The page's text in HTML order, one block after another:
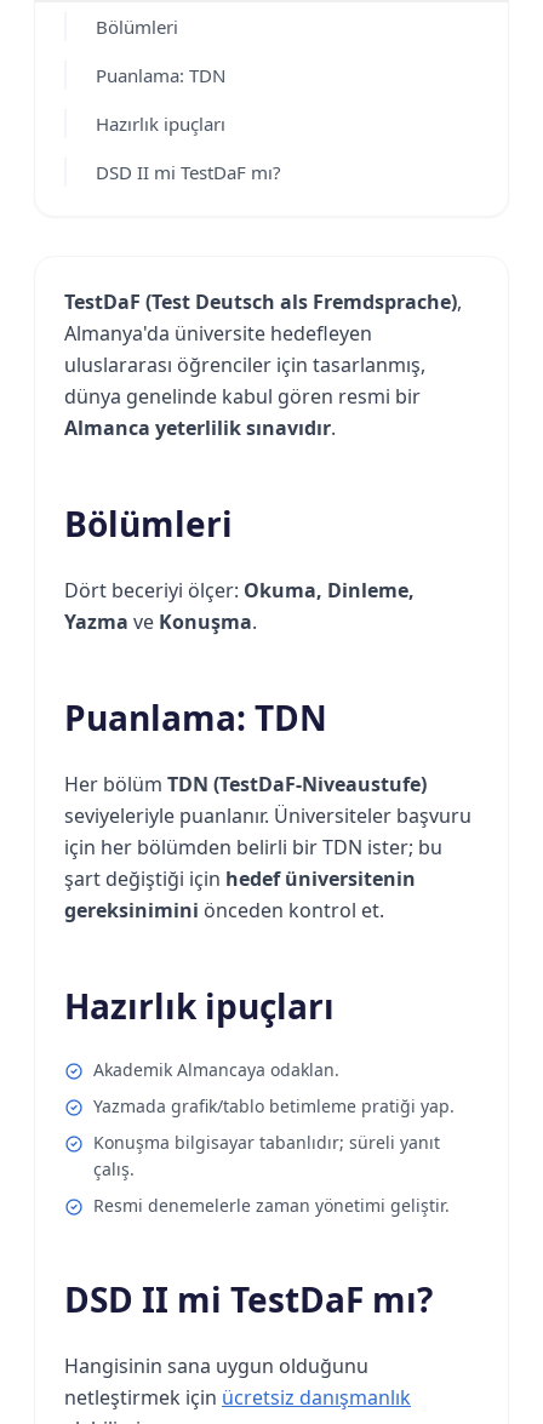
Bölümleri
Puanlama: TDN
Hazırlık ipuçları
DSD II mi TestDaF mı?
TestDaF (Test Deutsch als Fremdsprache),
Almanya'da üniversite hedefleyen
uluslararası öğrenciler için tasarlanmış,
dünya genelinde kabul gören resmi bir
Almanca yeterlilik sınavıdır.
Bölümleri
Dört beceriyi ölçer: Okuma, Dinleme,
Yazma ve Konuşma.
Puanlama: TDN
Her bölüm TDN (TestDaF-Niveaustufe)
seviyeleriyle puanlanır. Üniversiteler başvuru
için her bölümden belirli bir TDN ister; bu
şart değiştiği için hedef üniversitenin
gereksinimini önceden kontrol et.
Hazırlık ipuçları
Akademik Almancaya odaklan.
Yazmada grafik/tablo betimleme pratiği yap.
Konuşma bilgisayar tabanlıdır; süreli yanıt
çalış.
Resmi denemelerle zaman yönetimi geliştir.
DSD II mi TestDaF mı?
Hangisinin sana uygun olduğunu
netleştirmek için ücretsiz danışmanlık